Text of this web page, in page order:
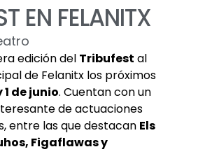
EN FELANITX
edición del Tribufest al
de Felanitx los próximos
1 de junio. Cuentan con un
de actuaciones
entre las que destacan Els
Figaflawas y